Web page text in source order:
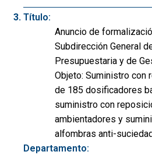
Título:
Anuncio de
Subdirección General
Presupuestaria y de
Objeto: Suministro con
de 185 dosificadores
suministro con
ambientadores y
alfombras anti-
Departamento: